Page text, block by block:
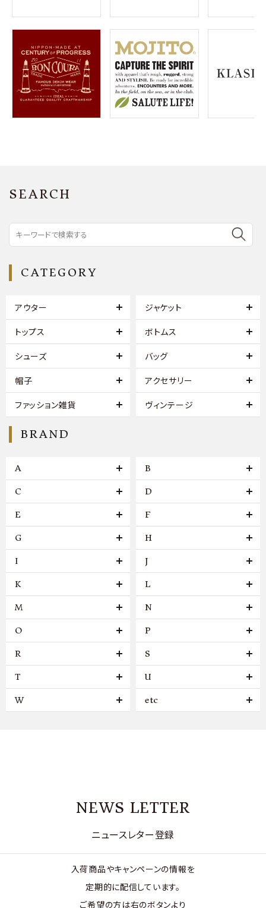
meeting_room ログイン 会員登録
SEARCH
CATEGORY
アウター ジャケット
トップス ボトムス
シューズ バッグ
帽子 アクセサリー
ファッション雑貨 ヴィンテージ
BRAND
A B
C D
E F
G H
I J
K L
M N
O P
R S
T U
W etc
NEWS LETTER
ニュースレター登録
入荷商品やキャンペーンの情報を
定期的に配信しています。
ご希望の方は右のボタンより